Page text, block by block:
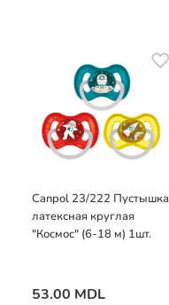
Canpol 23/222 Пустышка
латексная круглая
"Космос" (6-18 м) 1шт.
53.00 MDL